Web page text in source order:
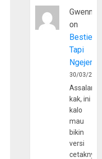
Gwenny
on
Bestie
Tapi
30/03/
kak, ini
kalo
mau
bikin
versi
cetaknya